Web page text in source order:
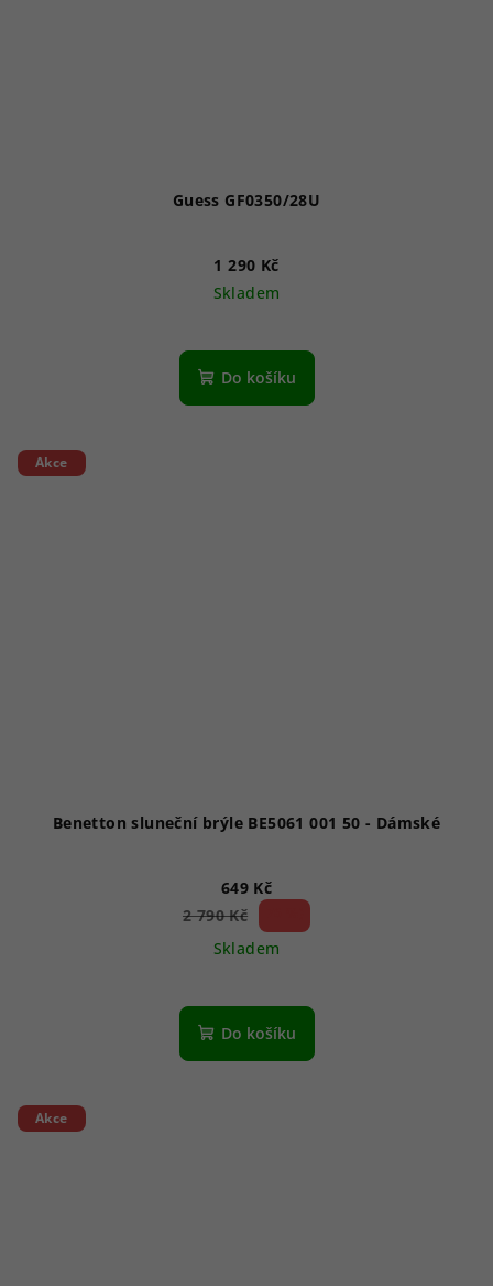
Guess GF0350/28U
1 290 Kč
Skladem
Do košíku
Akce
Benetton sluneční brýle BE5061 001 50 - Dámské
649 Kč
2 790 Kč
Skladem
Do košíku
Akce